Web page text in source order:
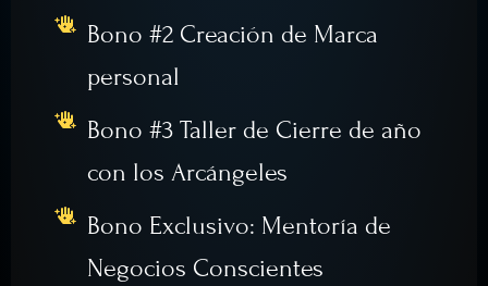
Bono #2 Creación de Marca
personal
Bono #3 Taller de Cierre de año
con los Arcángeles
Bono Exclusivo: Mentoría de
Negocios Conscientes